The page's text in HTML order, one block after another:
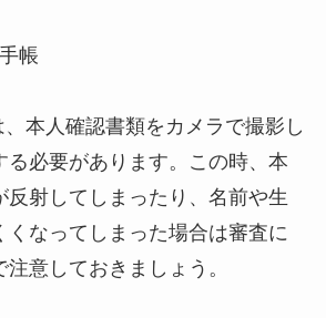
帳
本人確認書類をカメラで撮影し
る必要があります。この時、本
反射してしまったり、名前や生
くなってしまった場合は審査に
意しておきましょう。